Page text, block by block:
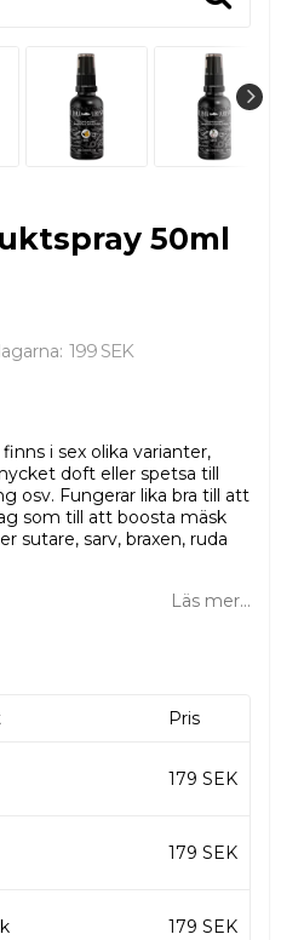
50ml
199 SEK
i sex olika varianter,
doft eller spetsa till
osv. Fungerar lika bra till att
som till att boosta mäsk
sutare, sarv, braxen, ruda
Läs mer...
Pris
179 SEK
179 SEK
179 SEK